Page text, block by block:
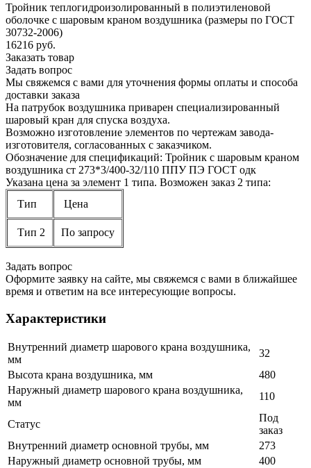
Тройник теплогидроизолированный в полиэтиленовой
оболочке с шаровым краном воздушника (размеры по ГОСТ
30732-2006)
16216 руб.
Заказать товар
Задать вопрос
Мы свяжемся с вами для уточнения формы оплаты и способа
доставки заказа
На патрубок воздушника приварен специализированный
шаровый кран для спуска воздуха.
Возможно изготовление элементов по чертежам завода-
изготовителя, согласованных с заказчиком.
Обозначение для спецификаций: Тройник с шаровым краном
воздушника ст 273*3/400-32/110 ППУ ПЭ ГОСТ одк
Указана цена за элемент 1 типа. Возможен заказ 2 типа:
Тип
Цена
Тип 2 По запросу
Задать вопрос
Оформите заявку на сайте, мы свяжемся с вами в ближайшее
время и ответим на все интересующие вопросы.
Характеристики
Внутренний диаметр шарового крана воздушника,
мм
32
Высота крана воздушника, мм
480
Наружный диаметр шарового крана воздушника,
мм
110
Статус
Под
заказ
Внутренний диаметр основной трубы, мм
273
Наружный диаметр основной трубы, мм
400